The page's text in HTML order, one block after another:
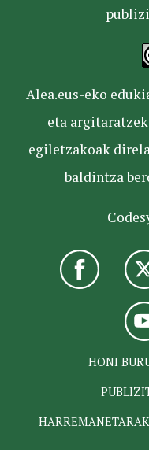
Alea.eus-eko
eta
egiletzakoak
baldintza
HONI